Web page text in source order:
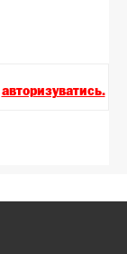
авторизуватись.